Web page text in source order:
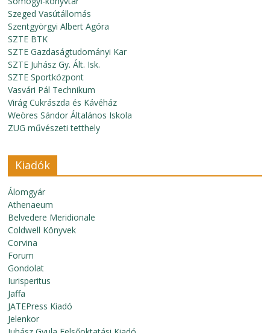
Szeged Vasútállomás
Szentgyörgyi Albert Agóra
SZTE BTK
SZTE Gazdaságtudományi Kar
SZTE Juhász Gy. Ált. Isk.
SZTE Sportközpont
Vasvári Pál Technikum
Virág Cukrászda és Kávéház
Weöres Sándor Általános Iskola
ZUG művészeti tetthely
Kiadók
Álomgyár
Athenaeum
Belvedere Meridionale
Coldwell Könyvek
Corvina
Forum
Gondolat
Iurisperitus
Jaffa
JATEPress Kiadó
Jelenkor